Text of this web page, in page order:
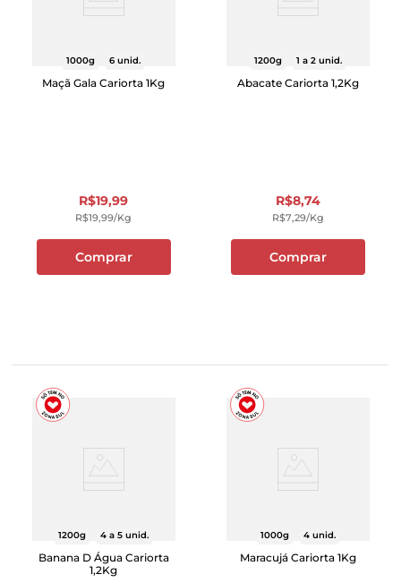
1000g 6 unid.
Maçã Gala Cariorta 1Kg
R$19,99
R$19,99/kg
Comprar
1200g 1 a 2 unid.
Abacate Cariorta 1,2Kg
R$8,74
R$7,29/kg
Comprar
1200g 4 a 5 unid.
Banana D Água Cariorta
1,2Kg
1000g 4 unid.
Maracujá Cariorta 1Kg